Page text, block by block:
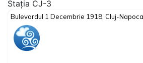
Stația CJ-3